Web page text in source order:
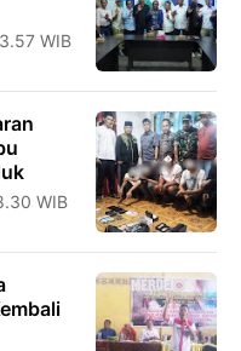
WIB
WIB